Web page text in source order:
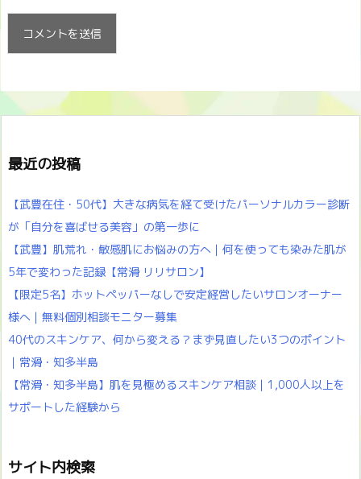
最近の投稿
【武豊在住・50代】大きな病気を経て受けたパーソナルカラー診断
が「自分を喜ばせる美容」の第一歩に
【武豊】肌荒れ・敏感肌にお悩みの方へ｜何を使っても染みた肌が
5年で変わった記録【常滑 リリサロン】
【限定5名】ホットペッパーなしで安定経営したいサロンオーナー
様へ｜無料個別相談モニター募集
40代のスキンケア、何から変える？まず見直したい3つのポイント
｜常滑・知多半島
【常滑・知多半島】肌を見極めるスキンケア相談｜1,000人以上を
サポートした経験から
サイト内検索